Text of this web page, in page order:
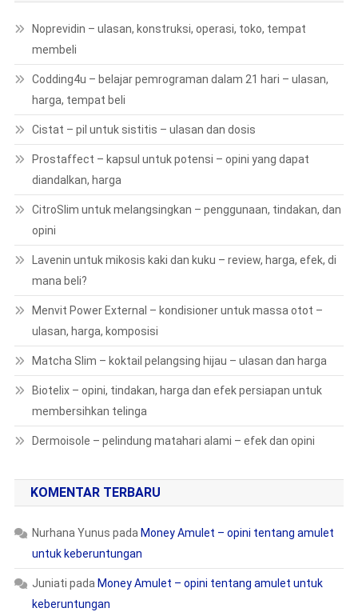
Noprevidin – ulasan, konstruksi, operasi, toko, tempat
membeli
Codding4u – belajar pemrograman dalam 21 hari – ulasan,
harga, tempat beli
Cistat – pil untuk sistitis – ulasan dan dosis
Prostaffect – kapsul untuk potensi – opini yang dapat
diandalkan, harga
CitroSlim untuk melangsingkan – penggunaan, tindakan, dan
opini
Lavenin untuk mikosis kaki dan kuku – review, harga, efek, di
mana beli?
Menvit Power External – kondisioner untuk massa otot –
ulasan, harga, komposisi
Matcha Slim – koktail pelangsing hijau – ulasan dan harga
Biotelix – opini, tindakan, harga dan efek persiapan untuk
membersihkan telinga
Dermoisole – pelindung matahari alami – efek dan opini
KOMENTAR TERBARU
Nurhana Yunus pada Money Amulet – opini tentang amulet
untuk keberuntungan
Juniati pada Money Amulet – opini tentang amulet untuk
keberuntungan